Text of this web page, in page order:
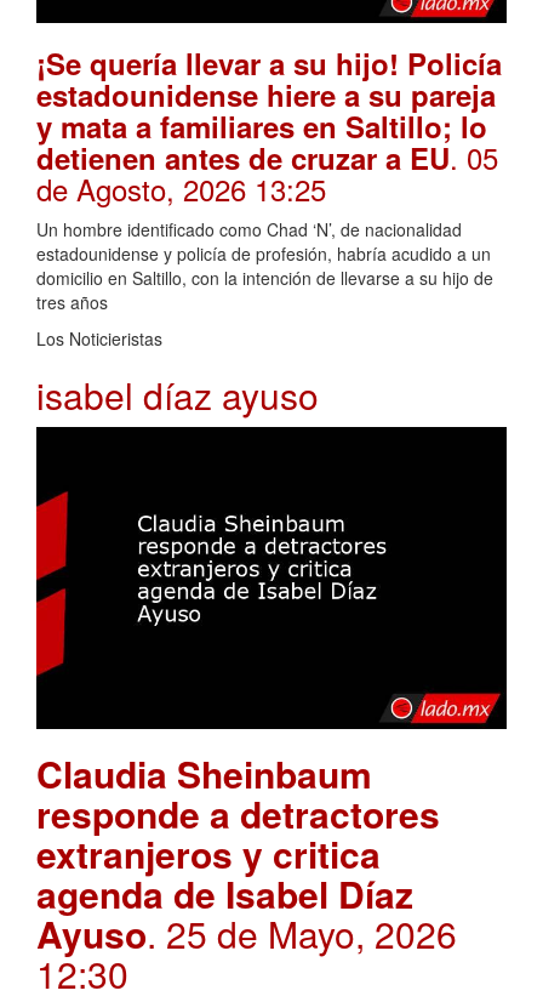
¡Se quería llevar a su hijo! Policía
estadounidense hiere a su pareja
y mata a familiares en Saltillo; lo
detienen antes de cruzar a EU. 05
de Agosto, 2026 13:25
Un hombre identificado como Chad ‘N’, de nacionalidad
estadounidense y policía de profesión, habría acudido a un
domicilio en Saltillo, con la intención de llevarse a su hijo de
tres años
Los Noticieristas
isabel díaz ayuso
Claudia Sheinbaum
responde a detractores
extranjeros y critica
agenda de Isabel Díaz
Ayuso. 25 de Mayo, 2026
12:30